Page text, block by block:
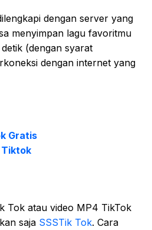
dengan server yang
menyimpan lagu favoritmu
(dengan syarat
dengan internet yang
Gratis
Tok atau video MP4 TikTok
saja SSSTik Tok. Cara